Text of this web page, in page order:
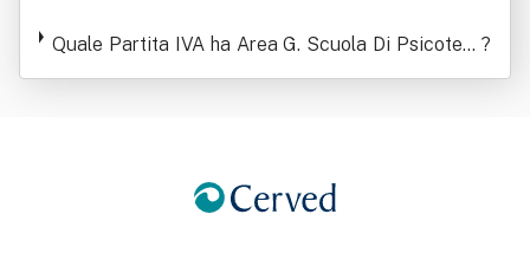
scenti Ed Adulti Srl
Quale Partita IVA ha Area G. Scuola Di Psicotera
pia Ad Orientamento Psicoanalitico Per Adolesce
?